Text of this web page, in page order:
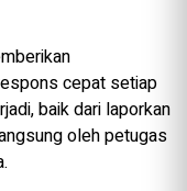
cepat setiap
baik dari laporkan
oleh petugas